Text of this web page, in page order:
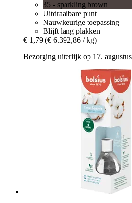
35 - sparkling brown
Uitdraaibare punt
Nauwkeurige toepassing
Blijft lang plakken
€ 1,79 (€ 6.392,86 / kg)
Bezorging uiterlijk op 17. augustus